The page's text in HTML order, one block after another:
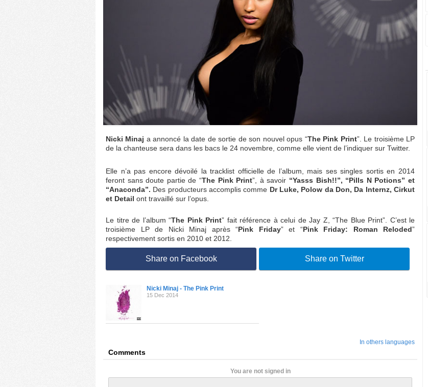
Nicki Minaj a annoncé la date de sortie de son nouvel opus “The Pink Print”. Le troisième LP
de la chanteuse sera dans les bacs le 24 novembre, comme elle vient de l’indiquer sur Twitter.
Elle n’a pas encore dévoilé la tracklist officielle de l’album, mais ses singles sortis en 2014
feront sans doute partie de “The Pink Print”, à savoir “Yasss Bish!!”, “Pills N Potions” et
“Anaconda”. Des producteurs accomplis comme Dr Luke, Polow da Don, Da Internz, Cirkut
et Detail ont travaillé sur l’opus.
Le titre de l’album “The Pink Print” fait référence à celui de Jay Z, “The Blue Print”. C’est le
troisième LP de Nicki Minaj après “Pink Friday” et “Pink Friday: Roman Reloded”
respectivement sortis en 2010 et 2012.
Share on Facebook Share on Twitter
Nicki Minaj - The Pink Print
15 Dec 2014
In others languages
Comments
You are not signed in